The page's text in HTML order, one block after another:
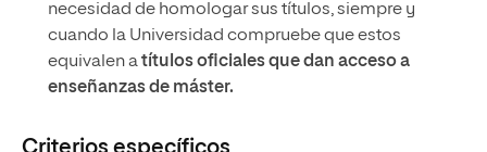
necesidad de homologar sus títulos, siempre y
cuando la Universidad compruebe que estos
equivalen atítulos oficiales que dan acceso a
enseñanzas de máster.
Criterios específicos